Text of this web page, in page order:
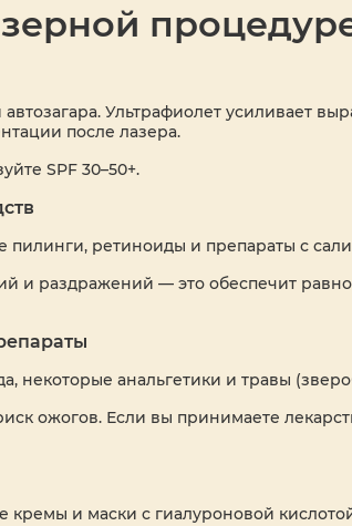
Ультрафиолет усиливает
после лазера.
SPF 30–50+.
пилинги, ретиноиды и препараты с
и раздражений — это обеспечит
некоторые анальгетики и травы
ожогов. Если вы принимаете
кремы и маски с гиалуроновой